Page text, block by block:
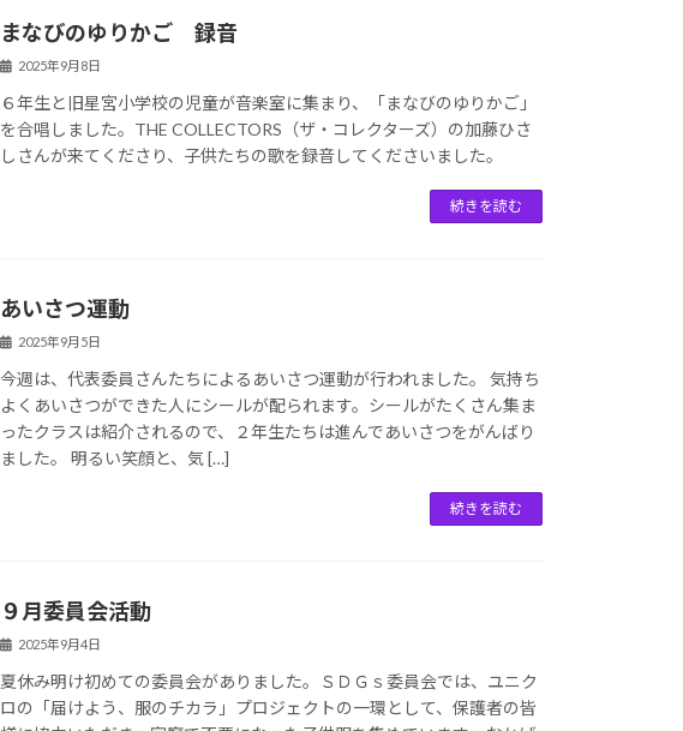
まなびのゆりかご 録音
2025年9月8日
６年生と旧星宮小学校の児童が音楽室に集まり、「まなびのゆりかご」
を合唱しました。THE COLLECTORS（ザ・コレクターズ）の加藤ひさ
しさんが来てくださり、子供たちの歌を録音してくださいました。
続きを読む
あいさつ運動
2025年9月5日
今週は、代表委員さんたちによるあいさつ運動が行われました。 気持ち
よくあいさつができた人にシールが配られます。シールがたくさん集ま
ったクラスは紹介されるので、２年生たちは進んであいさつをがんばり
ました。 明るい笑顔と、気 […]
続きを読む
９月委員会活動
2025年9月4日
夏休み明け初めての委員会がありました。ＳＤＧｓ委員会では、ユニク
ロの「届けよう、服のチカラ」プロジェクトの一環として、保護者の皆